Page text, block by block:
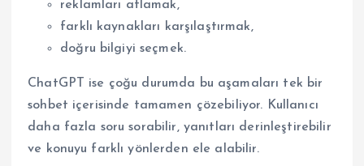
reklamları atlamak,
farklı kaynakları karşılaştırmak,
doğru bilgiyi seçmek.
ChatGPT ise çoğu durumda bu aşamaları tek bir
sohbet içerisinde tamamen çözebiliyor. Kullanıcı
daha fazla soru sorabilir, yanıtları derinleştirebilir
ve konuyu farklı yönlerden ele alabilir.